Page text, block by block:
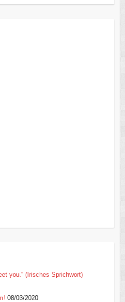
you.“ (Irisches Sprichwort)
08/03/2020